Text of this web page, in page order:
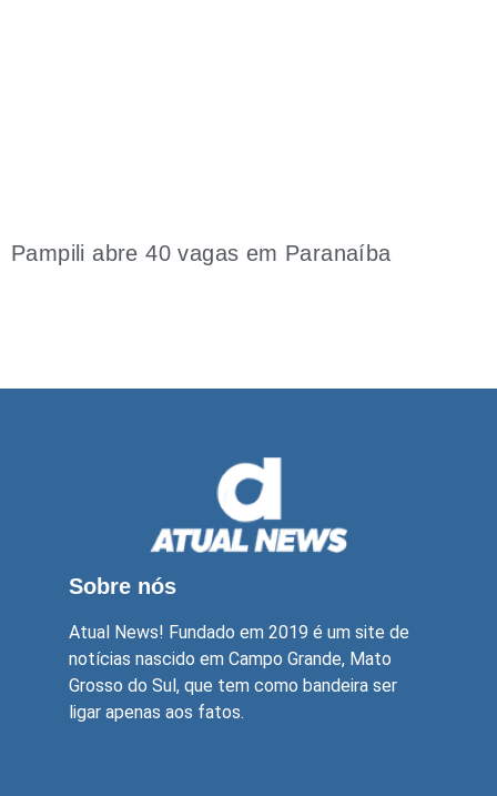
Pampili abre 40 vagas em Paranaíba
Sobre nós
Atual News! Fundado em 2019 é um site de
notícias nascido em Campo Grande, Mato
Grosso do Sul, que tem como bandeira ser
ligar apenas aos fatos.